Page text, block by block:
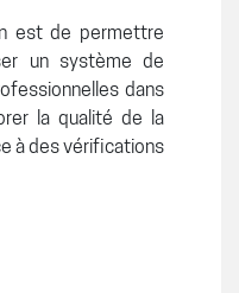
est de permettre
un système de
dans
la qualité de la
à des vérifications